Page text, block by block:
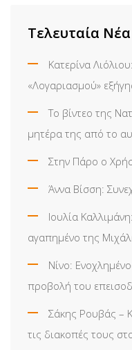
Τελευταία Νέα
Κατερίνα
«Λογαριασμού»
Το βίντεο της
μητέρα της από το
Στην Πάρο ο
Άννα Βίσση:
Ιουλία
αγαπημένο της
Νίνο:
προβολή του
Σάκης Ρουβάς –
τις διακοπές τους